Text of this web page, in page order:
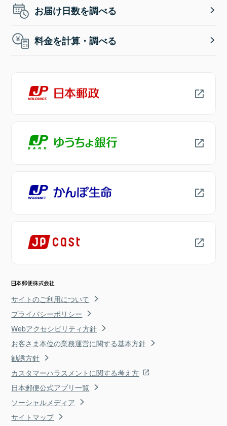
お届け日数を調べる
料金を計算・調べる
サイトのご利用について
プライバシーポリシー
Webアクセシビリティ方針
お客さま本位の業務運営に関する基本方針
勧誘方針
カスタマーハラスメントに関する考え方
日本郵便公式アプリ一覧
ソーシャルメディア
サイトマップ